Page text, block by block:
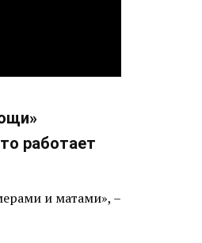
работает
и матами», –